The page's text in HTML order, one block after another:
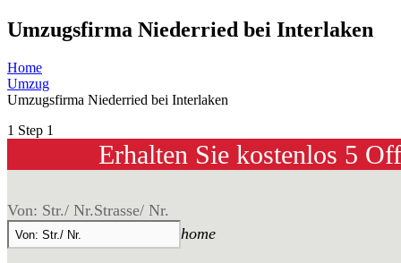
Umzugsfirma Niederried bei Interlaken
Home
Umzug
Umzugsfirma Niederried bei Interlaken
1 Step 1
Erhalten Sie kostenlos 5
Von: Str./ Nr.Strasse/ Nr.
home